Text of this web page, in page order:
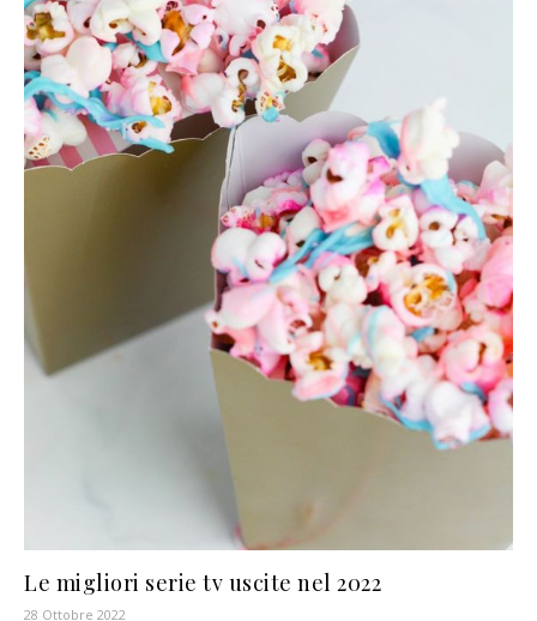
Le migliori serie tv uscite nel 2022
28 Ottobre 2022